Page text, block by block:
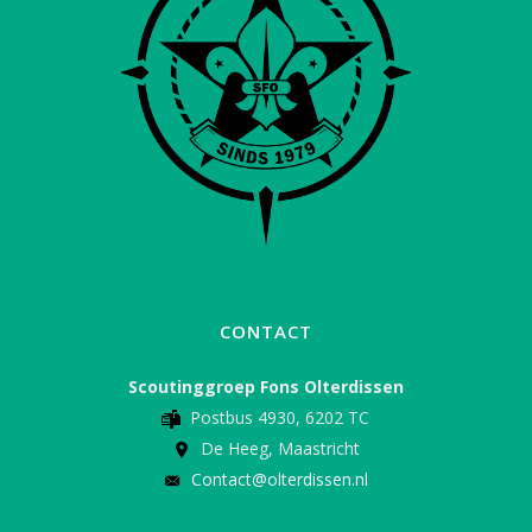
CONTACT
Scoutinggroep Fons Olterdissen
Postbus 4930, 6202 TC
De Heeg, Maastricht
Contact@olterdissen.nl